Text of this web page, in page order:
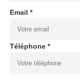
Email *
Téléphone *